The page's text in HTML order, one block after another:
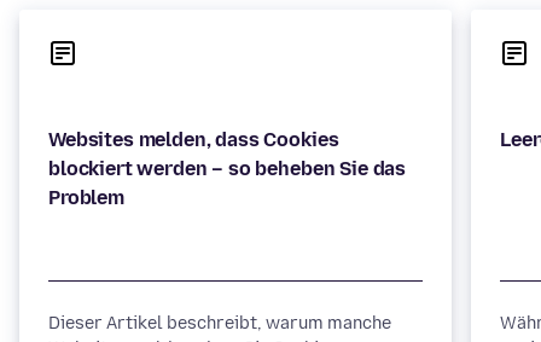
Websites melden, dass Cookies
blockiert werden – so beheben Sie das
Problem
Dieser Artikel beschreibt, warum manche